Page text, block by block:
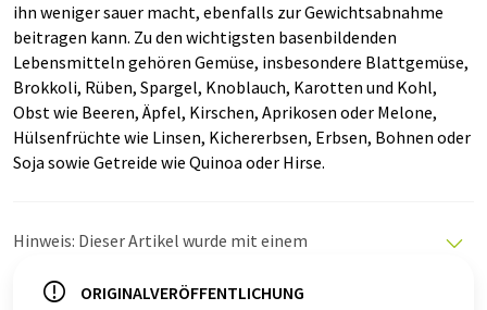
ihn weniger sauer macht, ebenfalls zur Gewichtsabnahme
beitragen kann. Zu den wichtigsten basenbildenden
Lebensmitteln gehören Gemüse, insbesondere Blattgemüse,
Brokkoli, Rüben, Spargel, Knoblauch, Karotten und Kohl,
Obst wie Beeren, Äpfel, Kirschen, Aprikosen oder Melone,
Hülsenfrüchte wie Linsen, Kichererbsen, Erbsen, Bohnen oder
Soja sowie Getreide wie Quinoa oder Hirse.
Hinweis: Dieser Artikel wurde mit einem
LUMITOS bietet diese automatischen Übersetzungen
ORIGINALVERÖFFENTLICHUNG